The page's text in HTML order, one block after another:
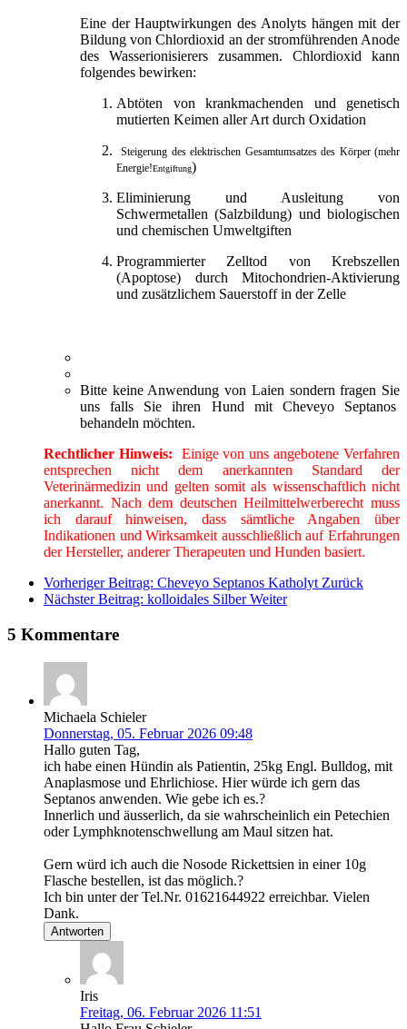
Eine der Hauptwirkungen des Anolyts hängen mit der
Bildung von Chlordioxid an der stromführenden Anode
des Wasserionisierers zusammen. Chlordioxid kann
folgendes bewirken:
Abtöten von krankmachenden und genetisch
mutierten Keimen aller Art durch Oxidation
Steigerung des elektrischen Gesamtumsatzes des Körper (mehr
Energie!Entgiftung)
Eliminierung und Ausleitung von
Schwermetallen (Salzbildung) und biologischen
und chemischen Umweltgiften
Programmierter Zelltod von Krebszellen
(Apoptose) durch Mitochondrien-Aktivierung
und zusätzlichem Sauerstoff in der Zelle
Bitte keine Anwendung von Laien sondern fragen Sie
uns falls Sie ihren Hund mit Cheveyo Septanos
behandeln möchten.
Rechtlicher Hinweis: Einige von uns angebotene Verfahren
entsprechen nicht dem anerkannten Standard der
Veterinärmedizin und gelten somit als wissenschaftlich nicht
anerkannt. Nach dem deutschen Heilmittelwerberecht muss
ich darauf hinweisen, dass sämtliche Angaben über
Indikationen und Wirksamkeit ausschließlich auf Erfahrungen
der Hersteller, anderer Therapeuten und Hunden basiert.
Vorheriger Beitrag: Cheveyo Septanos KatholytZurück
Nächster Beitrag: kolloidales SilberWeiter
5 Kommentare
Michaela Schieler
Donnerstag, 05. Februar 2026 09:48
Hallo guten Tag,
ich habe einen Hündin als Patientin, 25kg Engl. Bulldog, mit
Anaplasmose und Ehrlichiose. Hier würde ich gern das
Septanos anwenden. Wie gebe ich es.?
Innerlich und äusserlich, da sie wahrscheinlich ein Petechien
oder Lymphknotenschwellung am Maul sitzen hat.
Gern würd ich auch die Nosode Rickettsien in einer 10g
Flasche bestellen, ist das möglich.?
Ich bin unter der Tel.Nr. 01621644922 erreichbar. Vielen
Dank.
Antworten
Iris
Freitag, 06. Februar 2026 11:51